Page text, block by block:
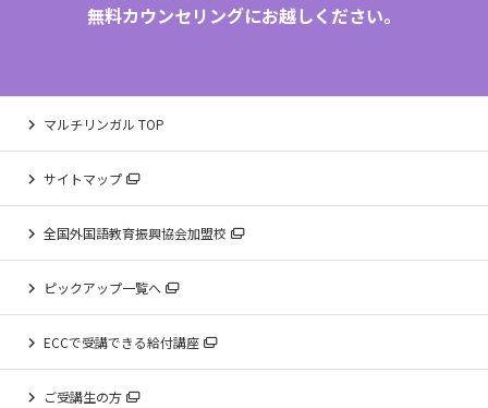
無料カウンセリングにお越しください。
マルチリンガル TOP
サイトマップ
全国外国語教育振興協会加盟校
ピックアップ一覧へ
ECCで受講できる給付講座
ご受講生の方